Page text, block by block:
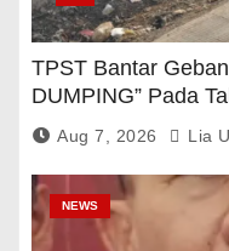
TPST Bantar
DUMPING” Pada
Pemerintah
Aug 7, 2026 Lia
NEWS